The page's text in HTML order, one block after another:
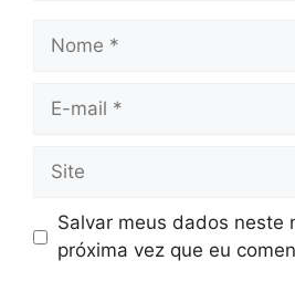
Nome
Site
Salvar meus dados neste
próxima vez que eu